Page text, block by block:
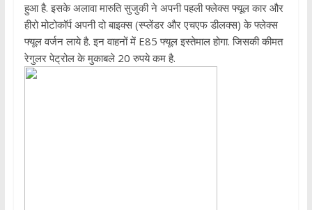
हुआ है. इसके अलावा मारुति सुजुकी ने अपनी पहली फ्लेक्स फ्यूल कार और
हीरो मोटोकॉर्प अपनी दो बाइक्स (स्प्लेंडर और एचएफ डीलक्स) के फ्लेक्स
फ्यूल वर्जन लाये है. इन वाहनों में E85 फ्यूल इस्तेमाल होगा. जिसकी कीमत
रेगुलर पेट्रोल के मुकाबले 20 रुपये कम है.